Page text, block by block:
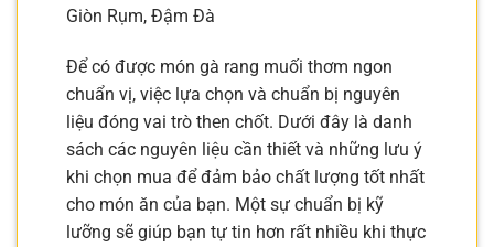
Giòn Rụm, Đậm Đà
Để có được món gà rang muối thơm ngon
chuẩn vị, việc lựa chọn và chuẩn bị nguyên
liệu đóng vai trò then chốt. Dưới đây là danh
sách các nguyên liệu cần thiết và những lưu ý
khi chọn mua để đảm bảo chất lượng tốt nhất
cho món ăn của bạn. Một sự chuẩn bị kỹ
lưỡng sẽ giúp bạn tự tin hơn rất nhiều khi thực